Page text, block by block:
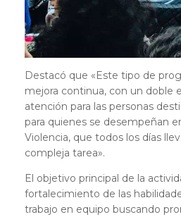
Destacó que «Este tipo de
mejora continua, con un doble
atención para las personas
para quienes se desempeñan
Violencia, que todos los días
compleja tarea».
El objetivo principal de la
fortalecimiento de las
trabajo en equipo buscando